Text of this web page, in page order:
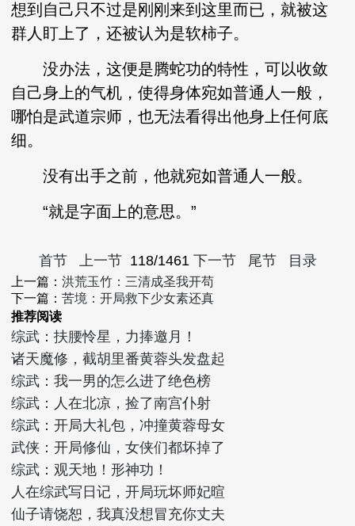
想到自己只不过是刚刚来到这里而已，就被这
群人盯上了，还被认为是软柿子。
没办法，这便是腾蛇功的特性，可以收敛
自己身上的气机，使得身体宛如普通人一般，
哪怕是武道宗师，也无法看得出他身上任何底
细。
没有出手之前，他就宛如普通人一般。
“就是字面上的意思。”
首节 上一节 118/1461 下一节 尾节 目录
上一篇：洪荒玉竹：三清成圣我开苟
下一篇：苦境：开局救下少女素还真
推荐阅读
综武：扶腰怜星，力捧邀月！
诸天魔修，截胡里番黄蓉头发盘起
综武：我一男的怎么进了绝色榜
综武：人在北凉，捡了南宫仆射
综武：开局大礼包，冲撞黄蓉母女
武侠：开局修仙，女侠们都坏掉了
综武：观天地！形神功！
人在综武写日记，开局玩坏师妃暄
仙子请饶恕，我真没想冒充你丈夫